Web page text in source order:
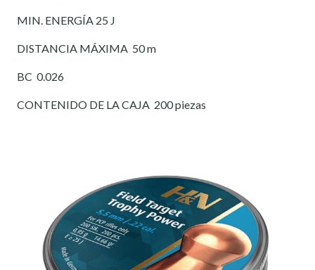
MIN. ENERGÍA 25 J
DISTANCIA MÁXIMA 50 m
BC 0.026
CONTENIDO DE LA CAJA 200 piezas